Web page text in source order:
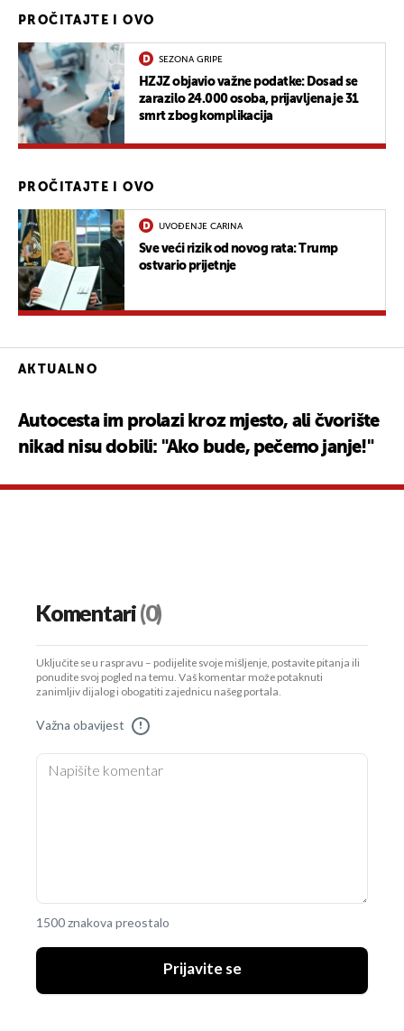
PROČITAJTE I OVO
SEZONA GRIPE
HZJZ objavio važne podatke: Dosad se
zarazilo 24.000 osoba, prijavljena je 31
smrt zbog komplikacija
PROČITAJTE I OVO
UVOĐENJE CARINA
Sve veći rizik od novog rata: Trump
ostvario prijetnje
AKTUALNO
Autocesta im prolazi kroz mjesto, ali čvorište
nikad nisu dobili: "Ako bude, pečemo janje!"
Komentari(0)
Uključite se u raspravu – podijelite svoje mišljenje, postavite pitanja ili
ponudite svoj pogled na temu. Vaš komentar može potaknuti
zanimljiv dijalog i obogatiti zajednicu našeg portala.
Važna obavijest !
1500 znakova preostalo
Prijavite se